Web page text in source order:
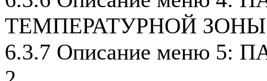
ТЕМПЕРАТУРНОЙ ЗОНЫ
6.3.7 Описание меню